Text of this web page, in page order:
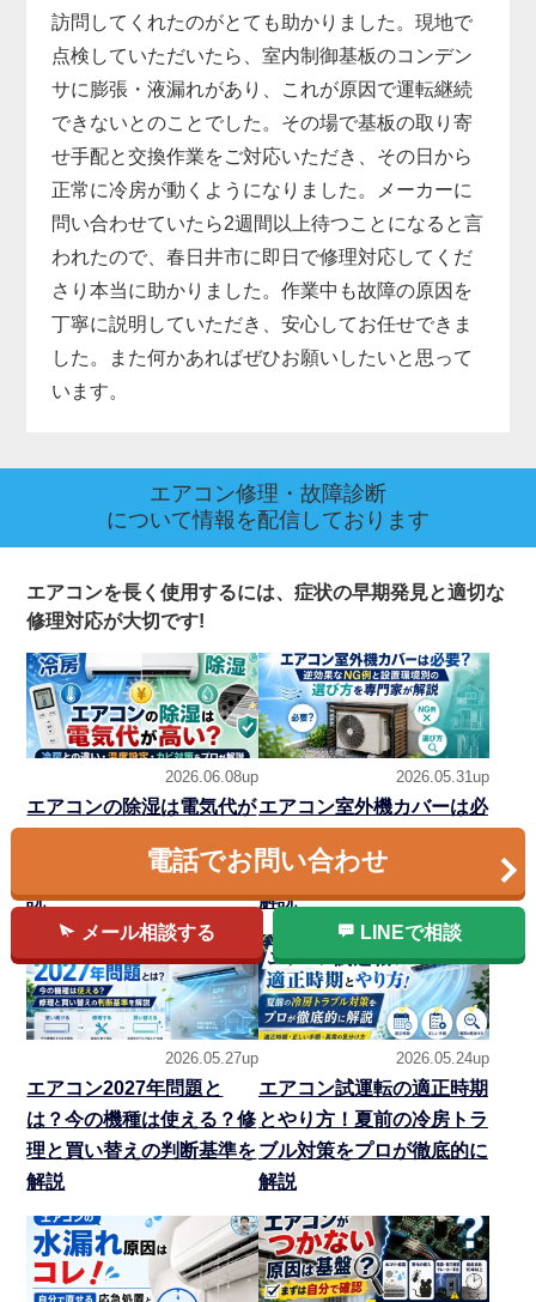
訪問してくれたのがとても助かりました。現地で
点検していただいたら、室内制御基板のコンデン
サに膨張・液漏れがあり、これが原因で運転継続
できないとのことでした。その場で基板の取り寄
せ手配と交換作業をご対応いただき、その日から
正常に冷房が動くようになりました。メーカーに
問い合わせていたら2週間以上待つことになると言
われたので、春日井市に即日で修理対応してくだ
さり本当に助かりました。作業中も故障の原因を
丁寧に説明していただき、安心してお任せできま
した。また何かあればぜひお願いしたいと思って
います。
エアコン修理・故障診断
について情報を配信しております
エアコンを長く使用するには、症状の早期発見と適切な
修理対応が大切です!
2026.06.08up
エアコンの除湿は電気代が
設定・カビ対策をプロが解
説
2026.05.31up
エアコン室外機カバーは必
環境別の選び方を専門家が
解説
2026.05.27up
エアコン2027年問題と
は？今の機種は使える？修
理と買い替えの判断基準を
解説
2026.05.24up
エアコン試運転の適正時期
とやり方！夏前の冷房トラ
ブル対策をプロが徹底的に
解説
電話でお問い合わせ
メール相談する LINEで相談